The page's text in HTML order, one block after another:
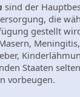
sind der
die
gestellt
Staaten
vorbeugen.